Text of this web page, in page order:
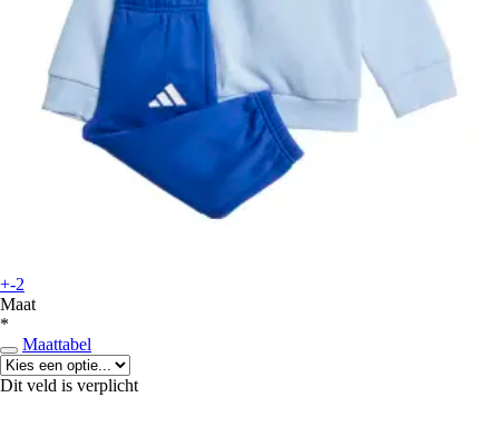
+-2
Maat
*
Maattabel
Dit veld is verplicht